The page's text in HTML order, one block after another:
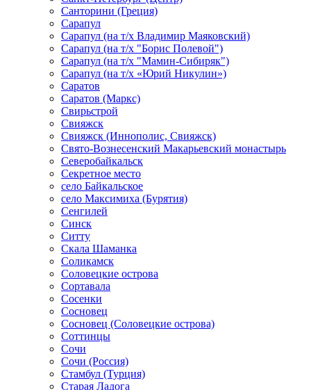
Санторини (Греция)
Сарапул
Сарапул (на т/х Владимир Маяковский)
Сарапул (на т/х "Борис Полевой")
Сарапул (на т/х "Мамин-Сибиряк")
Сарапул (на т/х «Юрий Никулин»)
Саратов
Саратов (Маркс)
Свирьстрой
Свияжск
Свияжск (Иннополис, Свияжск)
Свято-Вознесенский Макарьевский монастырь
Северобайкальск
Секретное место
село Байкальское
село Максимиха (Бурятия)
Сенгилей
Синск
Ситту
Скала Шаманка
Соликамск
Соловецкие острова
Сортавала
Сосенки
Сосновец
Сосновец (Соловецкие острова)
Соттинцы
Сочи
Сочи (Россия)
Стамбул (Турция)
Старая Ладога